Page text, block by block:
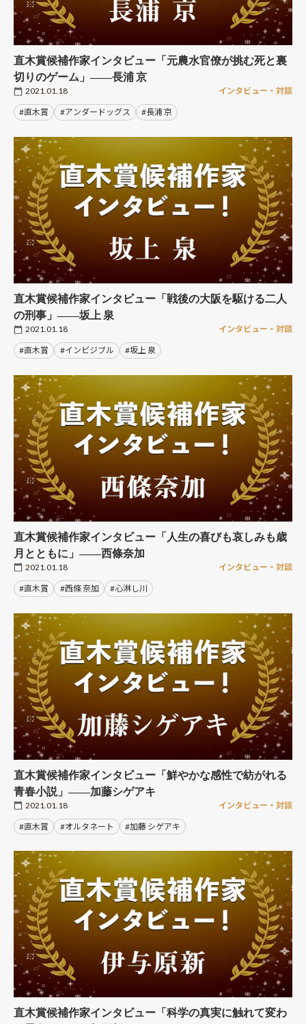
直木賞候補作家インタビュー「元農水官僚が挑む死と裏
切りのゲーム」――長浦 京
2021.01.18 インタビュー・対談
#直木賞 #アンダードッグス #長浦 京
直木賞候補作家インタビュー「戦後の大阪を駆ける二人
の刑事」――坂上 泉
2021.01.18 インタビュー・対談
#直木賞 #インビジブル #坂上 泉
直木賞候補作家インタビュー「人生の喜びも哀しみも歳
月とともに」――西條奈加
2021.01.18 インタビュー・対談
#直木賞 #西條 奈加 #心淋し川
直木賞候補作家インタビュー「鮮やかな感性で紡がれる
青春小説」――加藤シゲアキ
2021.01.18 インタビュー・対談
#直木賞 #オルタネート #加藤 シゲアキ
直木賞候補作家インタビュー「科学の真実に触れて変わ